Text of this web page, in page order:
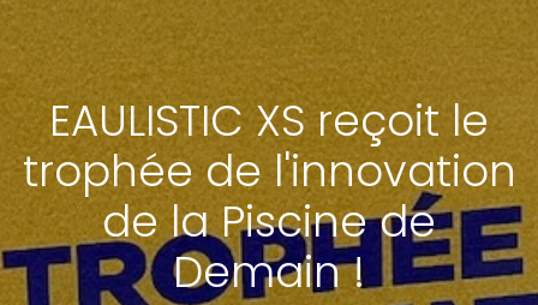
EAULISTIC XS reçoit le
trophée de l'innovation
de la Piscine de
Demain !